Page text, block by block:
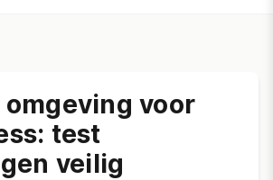
voor
test
veilig